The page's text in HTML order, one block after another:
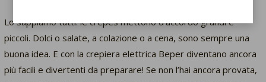
Lo sappiamo tutti: le crêpes mettono d’accordo grandi e
piccoli. Dolci o salate, a colazione o a cena, sono sempre una
buona idea. E con la crepiera elettrica Beper diventano ancora
più facili e divertenti da preparare! Se non l’hai ancora provata,